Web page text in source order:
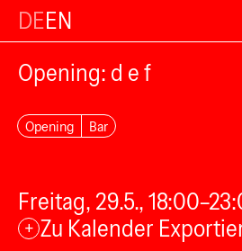
DEEN
Opening: d e f
Opening Bar
Freitag, 29.5.,
+ Zu Kalender